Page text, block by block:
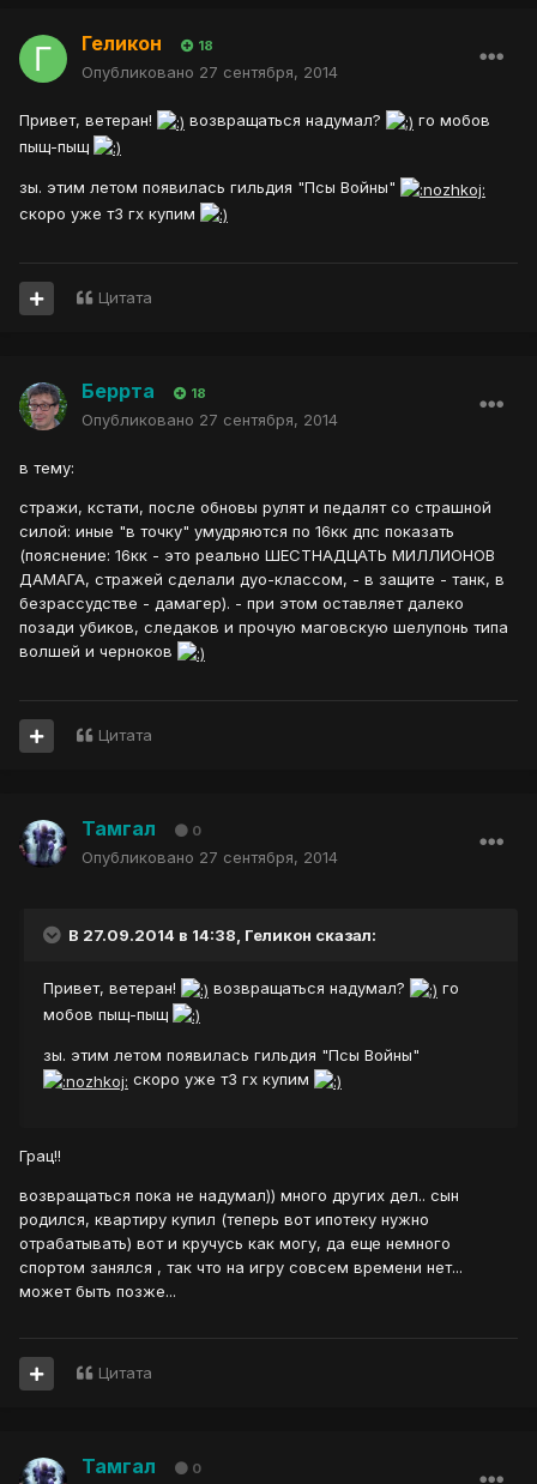
Геликон 18
Опубликовано 27 сентября, 2014
Привет, ветеран! возвращаться надумал?
го мобов
пыщ-пыщ
зы. этим летом появилась гильдия "Псы Войны"
скоро уже т3 гх купим
Цитата
Беррта 18
Опубликовано 27 сентября, 2014
в тему:
стражи, кстати, после обновы рулят и педалят со страшной
силой: иные "в точку" умудряются по 16кк дпс показать
(пояснение: 16кк - это реально ШЕСТНАДЦАТЬ МИЛЛИОНОВ
ДАМАГА, стражей сделали дуо-классом, - в защите - танк, в
безрассудстве - дамагер). - при этом оставляет далеко
позади убиков, следаков и прочую маговскую шелупонь типа
волшей и черноков
Цитата
Тамгал 0
Опубликовано 27 сентября, 2014
В 27.09.2014 в 14:38, Геликон сказал:
Привет, ветеран! возвращаться надумал?
го
мобов пыщ-пыщ
зы. этим летом появилась гильдия "Псы Войны"
скоро уже т3 гх купим
Грац!!
возвращаться пока не надумал)) много других дел.. сын
родился, квартиру купил (теперь вот ипотеку нужно
отрабатывать) вот и кручусь как могу, да еще немного
спортом занялся , так что на игру совсем времени нет...
может быть позже...
Цитата
Тамгал 0